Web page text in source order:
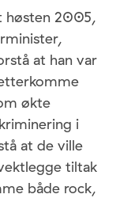
høsten 2005,
at han var
økte
i
at de ville
tiltak
både rock,